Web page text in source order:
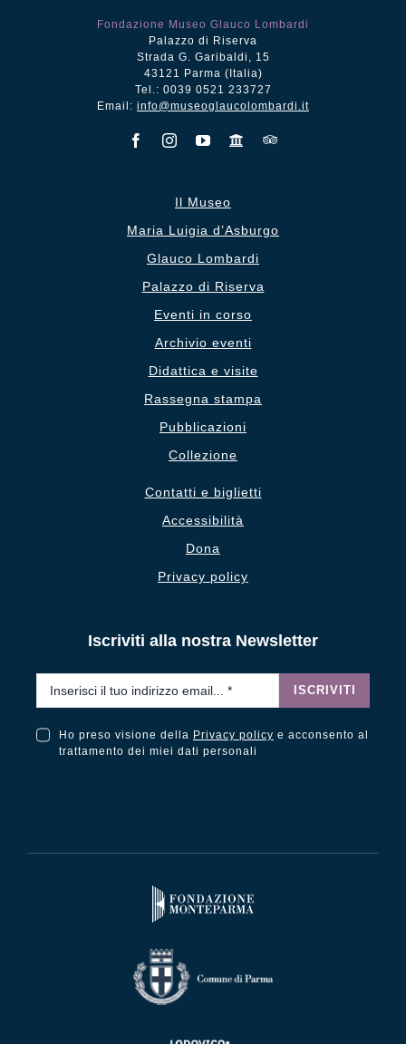
Fondazione Museo Glauco Lombardi
Palazzo di Riserva
Strada G. Garibaldi, 15
43121 Parma (Italia)
Tel.: 0039 0521 233727
Email: info@museoglaucolombardi.it
Il Museo
Maria Luigia d’Asburgo
Glauco Lombardi
Palazzo di Riserva
Eventi in corso
Archivio eventi
Didattica e visite
Rassegna stampa
Pubblicazioni
Collezione
Contatti e biglietti
Accessibilità
Dona
Privacy policy
Iscriviti alla nostra Newsletter
ISCRIVITI
Ho preso visione della Privacy policy e acconsento al
trattamento dei miei dati personali